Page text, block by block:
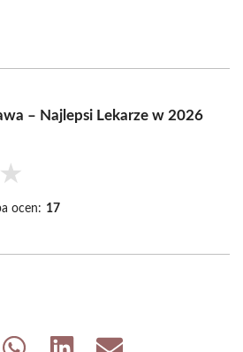
– Najlepsi Lekarze w 2026
★
ocen: 17